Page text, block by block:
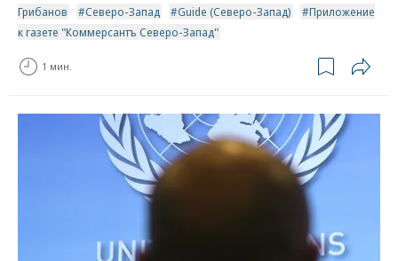
Грибанов
Северо-Запад Guide (Северо-Запад)
Приложение
к газете "Коммерсантъ Северо-Запад"
1 мин.